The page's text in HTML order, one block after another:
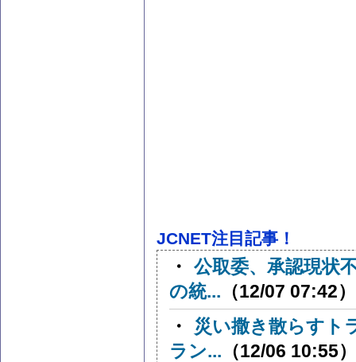
JCNET注目記事！
・ 公取委、承認現状
の統... （12/07 07:42）
・
災い撒き散らす
ラン... （12/06 10:55）